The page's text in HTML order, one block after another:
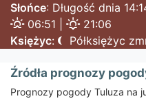
Słońce: Długość dnia
06:51 |
21:06
Księżyc: Półksiężyc
Źródła prognozy
Prognozy pogody Tuluza na